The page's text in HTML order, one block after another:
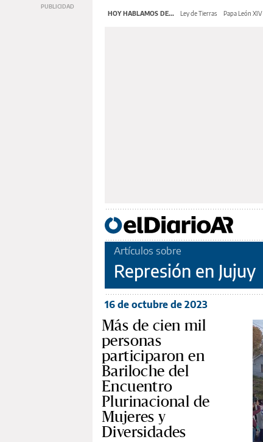
HOY HABLAMOS DE... Ley de Tierras Papa León XIV
Artículos sobre
Represión en Jujuy
16 de octubre de 2023
Más de cien mil
personas
participaron en
Bariloche del
Encuentro
Plurinacional de
Mujeres y
Diversidades